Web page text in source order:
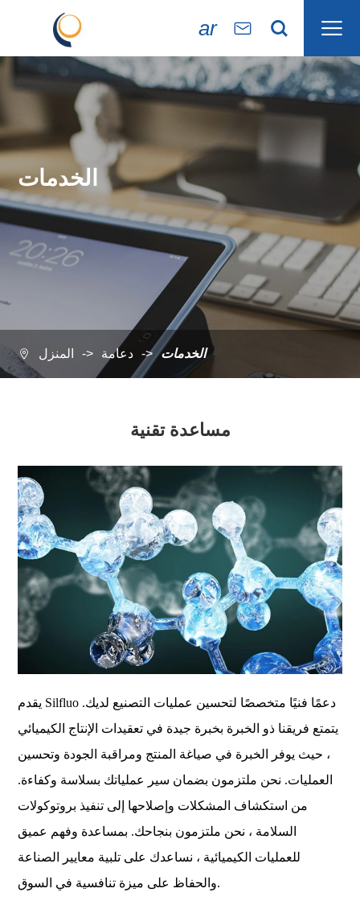
ar   
الخدمات
 المنزل دعامة الخدمات
مساعدة تقنية
يقدم Silfluo دعمًا فنيًا متخصصًا لتحسين عمليات التصنيع لديك.
يتمتع فريقنا ذو الخبرة بخبرة جيدة في تعقيدات الإنتاج الكيميائي
، حيث يوفر الخبرة في صياغة المنتج ومراقبة الجودة وتحسين
العمليات. نحن ملتزمون بضمان سير عملياتك بسلاسة وكفاءة.
من استكشاف المشكلات وإصلاحها إلى تنفيذ بروتوكولات
السلامة ، نحن ملتزمون بنجاحك. بمساعدة وفهم عميق
للعمليات الكيميائية ، نساعدك على تلبية معايير الصناعة
والحفاظ على ميزة تنافسية في السوق.